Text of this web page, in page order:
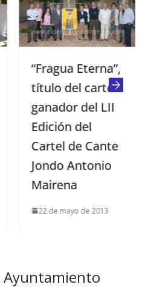
“Fragua Eterna”,
título del cartel
ganador del LII
Edición del
Cartel de Cante
Jondo Antonio
Mairena
22 de mayo de 2013
Ayuntamiento